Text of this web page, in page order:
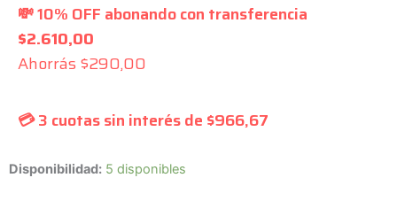
💸 10% OFF abonando con transferencia
$2.610,00
Ahorrás $290,00
💳 3 cuotas sin interés de $966,67
Disponibilidad: 5 disponibles
SAMBONG